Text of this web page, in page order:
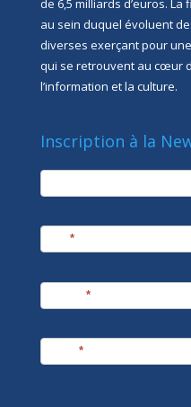
de 6,5 milliards d’euros.
au sein duquel évoluent
diverses exerçant pour
qui se retrouvent au cœur
l’information et la culture.
Inscription à la
newsletter
*
*
*